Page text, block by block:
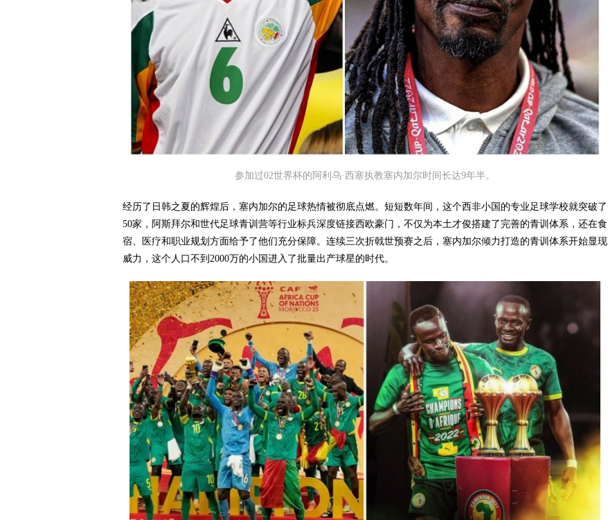
参加过02世界杯的阿利乌·西塞执教塞内加尔时间长达9年半。
经历了日韩之夏的辉煌后，塞内加尔的足球热情被彻底点燃。短短数年间，这个西非小国的专业足球学校就突破了
50家，阿斯拜尔和世代足球青训营等行业标兵深度链接西欧豪门，不仅为本土才俊搭建了完善的青训体系，还在食
宿、医疗和职业规划方面给予了他们充分保障。连续三次折戟世预赛之后，塞内加尔倾力打造的青训体系开始显现
威力，这个人口不到2000万的小国进入了批量出产球星的时代。